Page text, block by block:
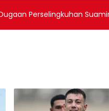
Perselingkuhan